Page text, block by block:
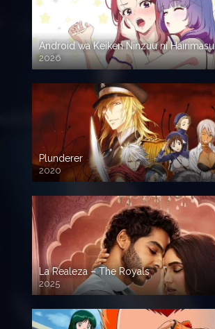
Android wa Keiken Ninzuu ni
2026
Plunderer
2020
La Realeza – The Royals
2025